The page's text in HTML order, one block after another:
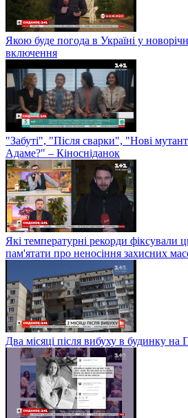
Якою буде погода в Україні у
включення
"Забуті", "Після сварки", "Нові
Адаме?" – Кіносніданок
Які температурні рекорди фіксували
пам'ятати про неносіння захисних
Два місяці після вибуху в будинку на